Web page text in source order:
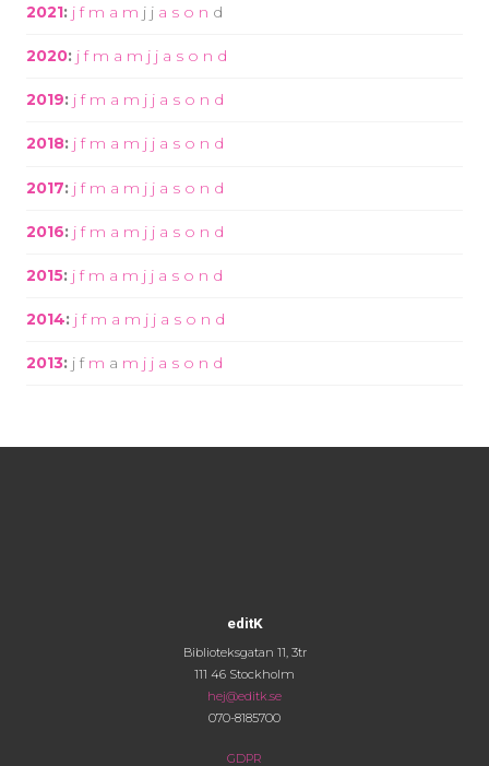
2021: j f m a m j j a s o n d
2020: j f m a m j j a s o n d
2019: j f m a m j j a s o n d
2018: j f m a m j j a s o n d
2017: j f m a m j j a s o n d
2016: j f m a m j j a s o n d
2015: j f m a m j j a s o n d
2014: j f m a m j j a s o n d
2013: j f m a m j j a s o n d
editK
Biblioteksgatan 11, 3tr
111 46 Stockholm
hej@editk.se
070-8185700
GDPR